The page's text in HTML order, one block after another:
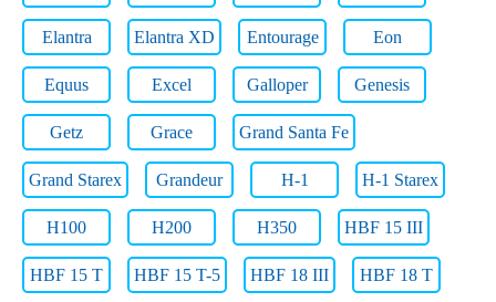
Elantra Elantra XD Entourage Eon
Equus Excel Galloper Genesis
Getz Grace Grand Santa Fe
Grand Starex Grandeur H-1 H-1 Starex
H100 H200 H350 HBF 15 III
HBF 15 T HBF 15 T-5 HBF 18 III HBF 18 T